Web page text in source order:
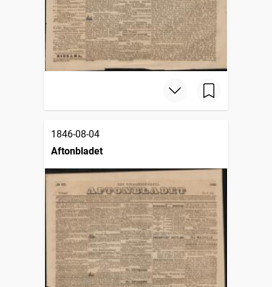
1846-08-04
Aftonbladet